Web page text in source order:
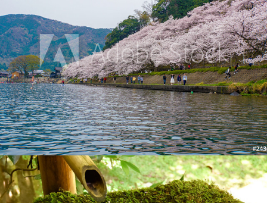
柳谷観音・楊谷寺のあじさい
2019